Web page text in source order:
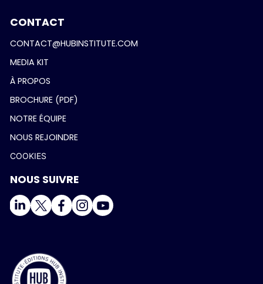
CONTACT
CONTACT@HUBINSTITUTE.COM
MEDIA KIT
À PROPOS
BROCHURE (PDF)
NOTRE ÉQUIPE
NOUS REJOINDRE
COOKIES
NOUS SUIVRE